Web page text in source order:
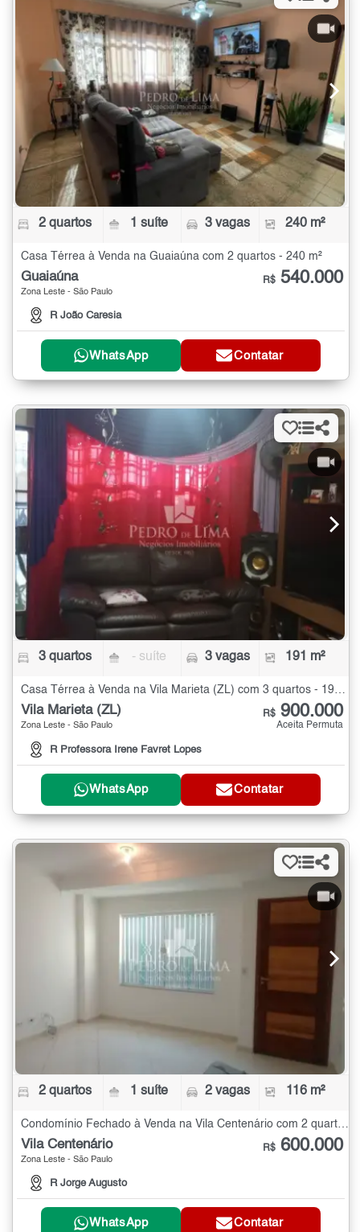
2 quartos 1 suíte 3 vagas 240 m²
Casa Térrea à Venda na Guaiaúna com 2 quartos - 240 m²
Guaiaúna
Zona Leste - São Paulo
R João Caresia
R$ 540.000
WhatsApp Contatar
3 quartos - suíte 3 vagas 191 m²
Casa Térrea à Venda na Vila Marieta (ZL) com 3 quartos - 191 m²
Vila Marieta (ZL)
Zona Leste - São Paulo
R Professora Irene Favret Lopes
R$ 900.000
Aceita Permuta
WhatsApp Contatar
2 quartos 1 suíte 2 vagas 116 m²
Vila Centenário
Zona Leste - São Paulo
R Jorge Augusto
R$ 600.000
WhatsApp Contatar